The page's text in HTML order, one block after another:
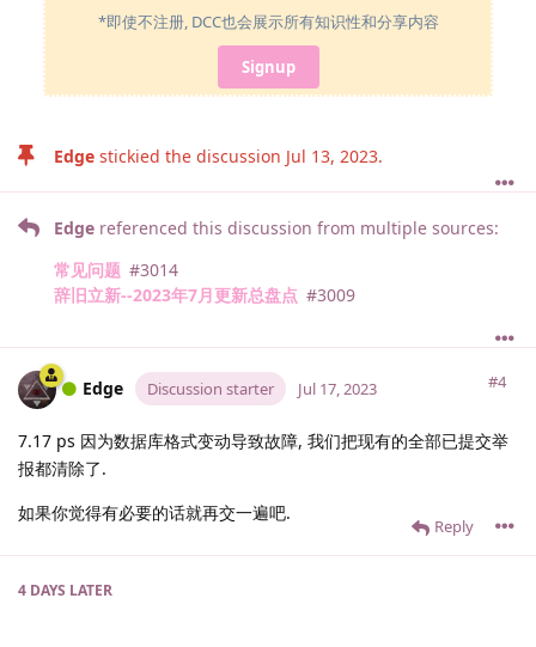
*即使不注册, DCC也会展示所有知识性和分享内容
Signup
Edge stickied the discussion Jul 13, 2023.
Edge referenced this discussion from multiple sources:
常见问题 #3014
辞旧立新--2023年7月更新总盘点 #3009
Edge Discussion starter #4
Jul 17, 2023
7.17 ps 因为数据库格式变动导致故障, 我们把现有的全部已提交举
报都清除了.
如果你觉得有必要的话就再交一遍吧.
Reply
4 DAYS LATER